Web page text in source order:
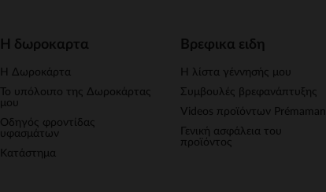
Η δωροκαρτα
Η Δωροκάρτα
Το υπόλοιπο της Δωροκάρτας
μου
Οδηγός φροντίδας
υφασμάτων
Κατάστημα
Βρεφικα ειδη
Η λίστα γέννησής μου
Συμβουλές βρεφανάπτυξης
Videos προϊόντων Prémaman
Γενική ασφάλεια του
προϊόντος